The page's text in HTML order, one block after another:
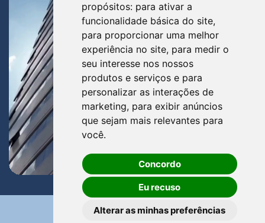
propósitos: para ativar a
funcionalidade básica do site,
para proporcionar uma melhor
experiência no site, para medir o
seu interesse nos nossos
produtos e serviços e para
personalizar as interações de
marketing, para exibir anúncios
que sejam mais relevantes para
você.
Concordo
Eu recuso
Alterar as minhas preferências